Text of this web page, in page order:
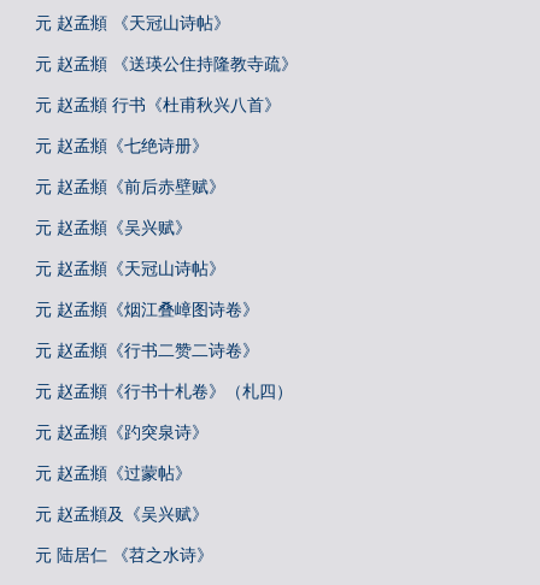
元 赵孟頫 《天冠山诗帖》
元 赵孟頫 《送瑛公住持隆教寺疏》
元 赵孟頫 行书《杜甫秋兴八首》
元 赵孟頫《七绝诗册》
元 赵孟頫《前后赤壁赋》
元 赵孟頫《吴兴赋》
元 赵孟頫《天冠山诗帖》
元 赵孟頫《烟江叠嶂图诗卷》
元 赵孟頫《行书二赞二诗卷》
元 赵孟頫《行书十札卷》（札四）
元 赵孟頫《趵突泉诗》
元 赵孟頫《过蒙帖》
元 赵孟頫及《吴兴赋》
元 陆居仁 《苕之水诗》